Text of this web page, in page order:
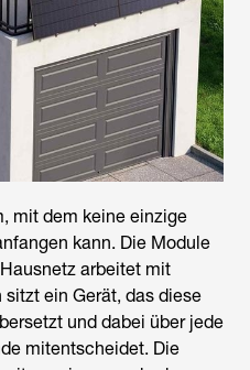
mit dem keine einzige
kann. Die Module
arbeitet mit
ein Gerät, das diese
und dabei über jede
mitentscheidet. Die